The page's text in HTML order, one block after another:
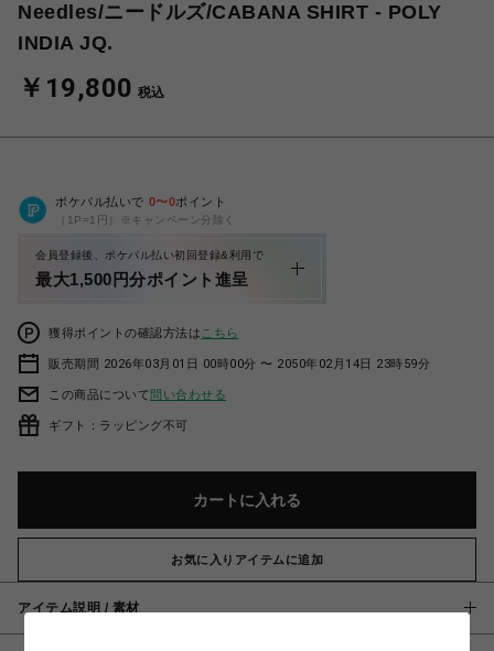
Needles/ニードルズ/CABANA SHIRT - POLY
INDIA JQ.
￥19,800 税込
ポケパル払いで 0〜0ポイント
（1P=1円）※キャンペーン分除く
会員登録後、ポケパル払い初回登録&利用で
最大1,500円分ポイント進呈
獲得ポイントの確認方法は こちら
販売期間 2026年03月01日 00時00分 〜 2050年02月14日 23時59分
この商品について問い合わせる
ギフト：ラッピング不可
カートに入れる
お気に入りアイテムに追加
アイテム説明 / 素材